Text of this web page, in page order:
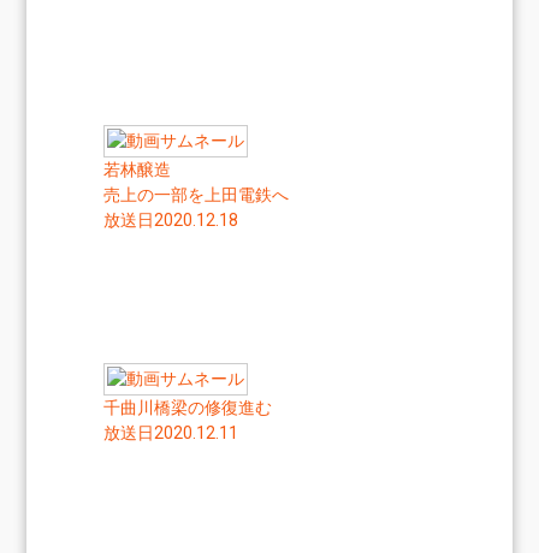
若林醸造
売上の一部を上田電鉄へ
放送日2020.12.18
千曲川橋梁の修復進む
放送日2020.12.11